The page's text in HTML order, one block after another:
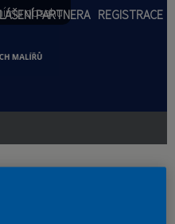
obsahu
PARTNERA REGISTRACE